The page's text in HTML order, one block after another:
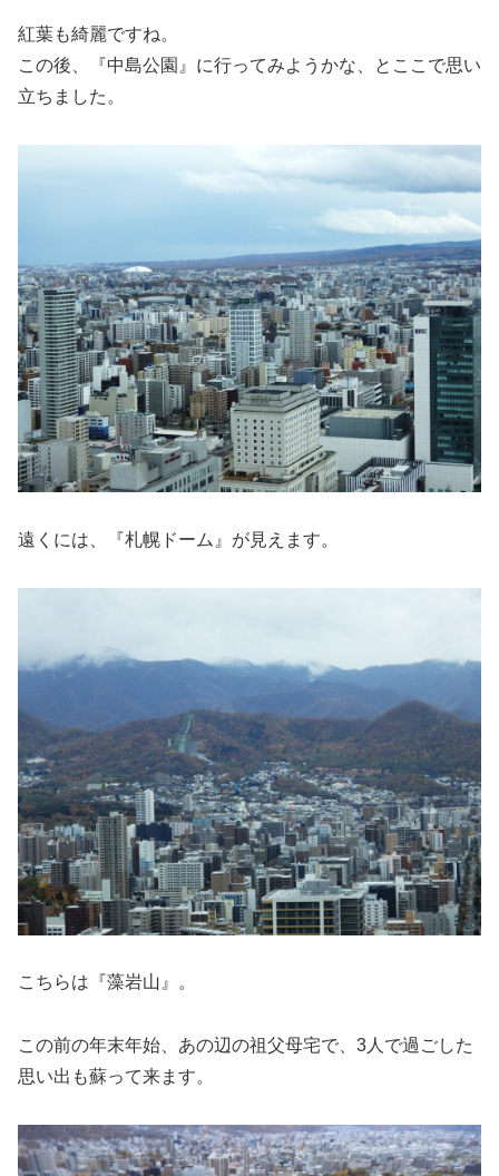
紅葉も綺麗ですね。
この後、『中島公園』に行ってみようかな、とここで思い
立ちました。
遠くには、『札幌ドーム』が見えます。
こちらは『藻岩山』。
この前の年末年始、あの辺の祖父母宅で、3人で過ごした
思い出も蘇って来ます。